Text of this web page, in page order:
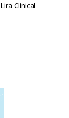
Lira Clinical